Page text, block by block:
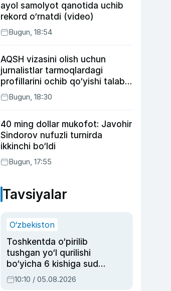
ayol samolyot qanotida uchib
rekord o‘rnatdi (video)
Bugun, 18:54
AQSH vizasini olish uchun
jurnalistlar tarmoqlardagi
profillarini ochib qo‘yishi talab
etilishi mumkin
Bugun, 18:30
40 ming dollar mukofot: Javohir
Sindorov nufuzli turnirda
ikkinchi bo‘ldi
Bugun, 17:55
Tavsiyalar
O‘zbekiston
Toshkentda o‘pirilib
tushgan yo‘l qurilishi
bo‘yicha 6 kishiga sud
hukmi o‘qildi
10:10 / 05.08.2026